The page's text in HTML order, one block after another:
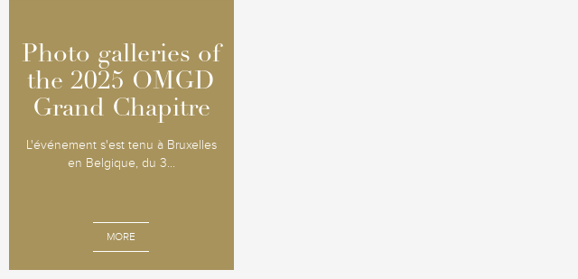
Photo galleries of
the 2025 OMGD
Grand Chapitre
L'événement s'est tenu à Bruxelles
en Belgique, du 3...
MORE
Photo galleries of
the 2025 OMGD
Grand Chapitre